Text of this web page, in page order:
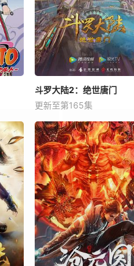
斗罗大陆2：绝世唐门
更新至第165集